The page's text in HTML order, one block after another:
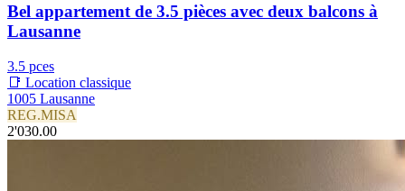
Bel appartement de 3.5 pièces avec deux balcons à
Lausanne
3.5 pces
📑 Location classique
1005 Lausanne
REG.MISA
2'030.00